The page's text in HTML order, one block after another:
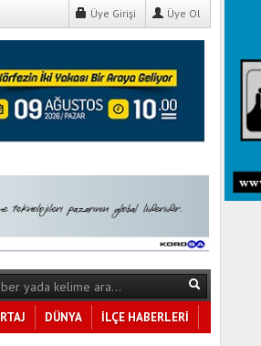
Üye Ol
Üye Girişi
DÜNYA
İLÇE HABERLERİ